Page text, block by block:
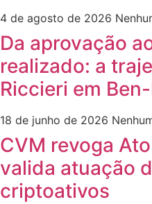
4 de agosto de 2026
Da aprovação
realizado: a
Riccieri em
18 de junho de 2026
CVM revoga
valida atuação
criptoativos